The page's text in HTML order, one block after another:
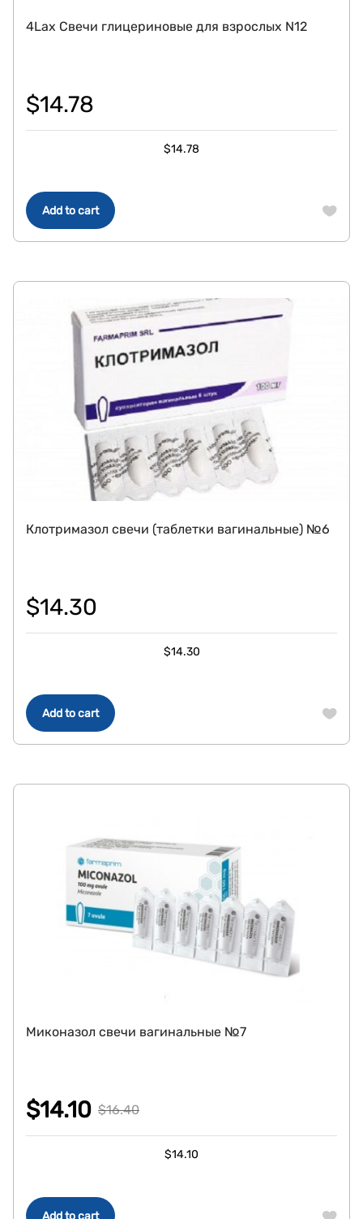
Add to cart
4Lax Свечи глицериновые для взрослых N12
$14.78
$14.78
Add to cart
Клотримазол свечи (таблетки вагинальные) №6
$14.30
$14.30
Add to cart
Миконазол свечи вагинальные №7
$16.40
was:
$14.10
is:
$14.10